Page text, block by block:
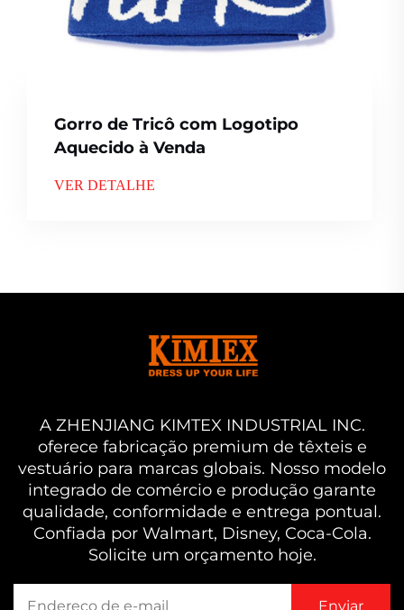
Gorro de Tricô com Logotipo
Aquecido à Venda
VER DETALHE
A ZHENJIANG KIMTEX INDUSTRIAL INC.
oferece fabricação premium de têxteis e
vestuário para marcas globais. Nosso modelo
integrado de comércio e produção garante
qualidade, conformidade e entrega pontual.
Confiada por Walmart, Disney, Coca-Cola.
Solicite um orçamento hoje.